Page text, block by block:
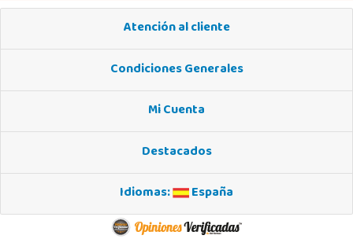
Atención al cliente
Condiciones Generales
Mi Cuenta
Destacados
Idiomas:
España